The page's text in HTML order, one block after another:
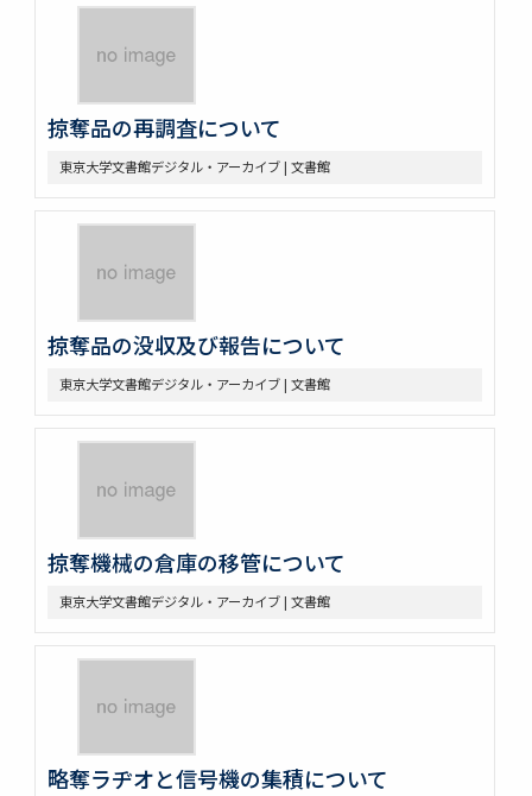
掠奪品の再調査について
東京大学文書館デジタル・アーカイブ | 文書館
掠奪品の没収及び報告について
東京大学文書館デジタル・アーカイブ | 文書館
掠奪機械の倉庫の移管について
東京大学文書館デジタル・アーカイブ | 文書館
略奪ラヂオと信号機の集積について